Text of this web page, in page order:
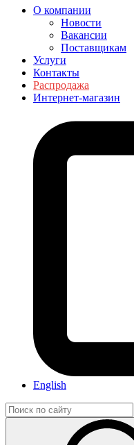
О компании
Новости
Вакансии
Поставщикам
Услуги
Контакты
Распродажа
Интернет-магазин
English